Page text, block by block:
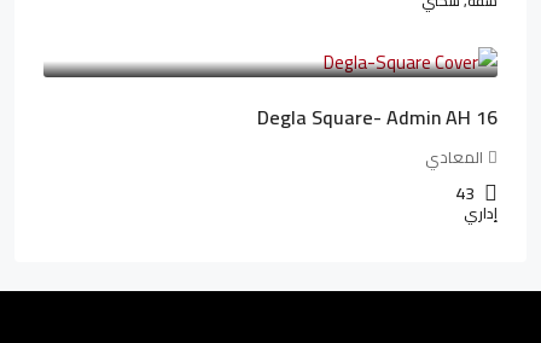
3,010,000LE
Degla Square- Admin AH 16
المعادي
43
إداري